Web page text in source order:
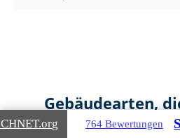
Gebäudearten,
.org 764 Bewertungen